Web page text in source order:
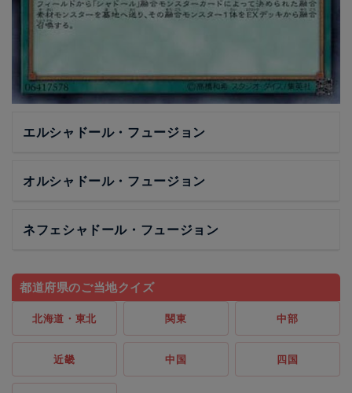
エルシャドール・フュージョン
オルシャドール・フュージョン
ネフェシャドール・フュージョン
都道府県のご当地クイズ
北海道・東北 関東 中部
近畿 中国 四国